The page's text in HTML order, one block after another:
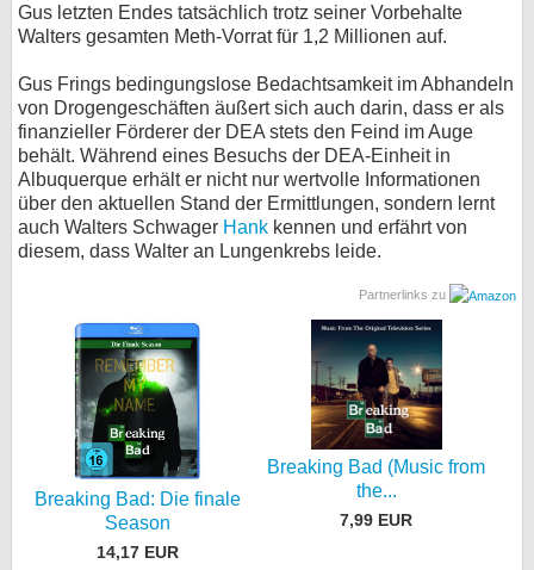
Gus letzten Endes tatsächlich trotz seiner Vorbehalte
Walters gesamten Meth-Vorrat für 1,2 Millionen auf.
Gus Frings bedingungslose Bedachtsamkeit im Abhandeln
von Drogengeschäften äußert sich auch darin, dass er als
finanzieller Förderer der DEA stets den Feind im Auge
behält. Während eines Besuchs der DEA-Einheit in
Albuquerque erhält er nicht nur wertvolle Informationen
über den aktuellen Stand der Ermittlungen, sondern lernt
auch Walters Schwager Hank kennen und erfährt von
diesem, dass Walter an Lungenkrebs leide.
Partnerlinks zu
Breaking Bad: Die finale
Season
14,17 EUR
Breaking Bad (Music from
the...
7,99 EUR